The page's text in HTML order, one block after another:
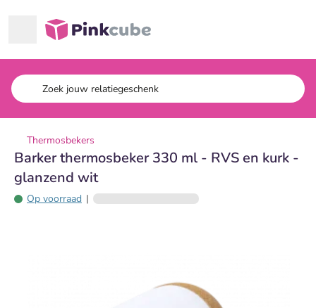
Pinkcube
Thermosbekers
Barker thermosbeker 330 ml - RVS en kurk -
glanzend wit
Op voorraad |